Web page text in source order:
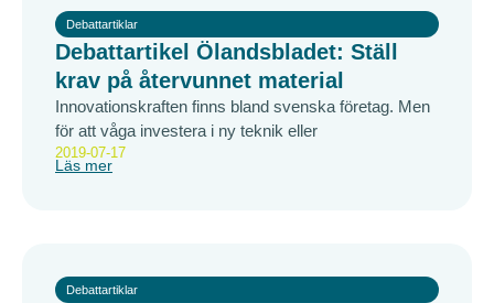
Debattartiklar
Debattartikel Ölandsbladet: Ställ
krav på återvunnet material
Innovationskraften finns bland svenska företag. Men
för att våga investera i ny teknik eller
2019-07-17
Läs mer
Debattartiklar